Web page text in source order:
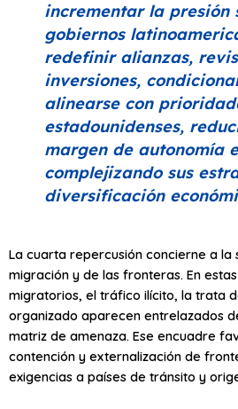
incrementar la presión
gobiernos
redefinir alianzas,
inversiones,
alinearse con
estadounidenses,
margen de autonomía
complejizando sus
diversificación
La cuarta repercusión concierne a la
migración y de las fronteras. En
migratorios, el tráfico ilícito, la trata
organizado aparecen entrelazados
matriz de amenaza. Ese encuadre
contención y externalización de
exigencias a países de tránsito y